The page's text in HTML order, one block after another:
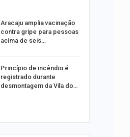
Aracaju amplia vacinação
contra gripe para pessoas
acima de seis…
Princípio de incêndio é
registrado durante
desmontagem da Vila do…